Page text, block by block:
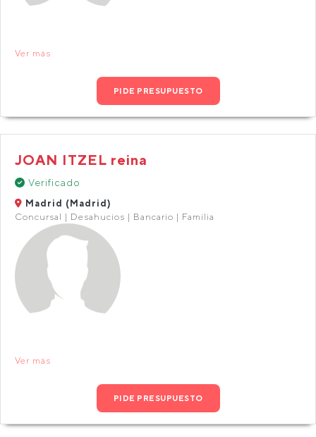
Ver más
PIDE PRESUPUESTO
JOAN ITZEL reina
Verificado
Madrid (Madrid)
Concursal | Desahucios | Bancario | Familia
Ver más
PIDE PRESUPUESTO